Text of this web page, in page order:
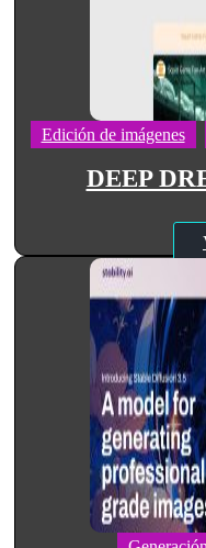
Edición de imágenes
DEEP